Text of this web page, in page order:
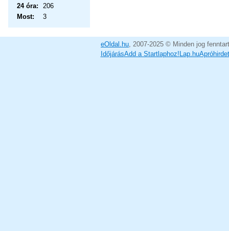
Most: 3
24 óra:
206
eOldal.hu, 2007-2025 © Minden jog
IdőjárásAdd a Startlaphoz! Lap.hu